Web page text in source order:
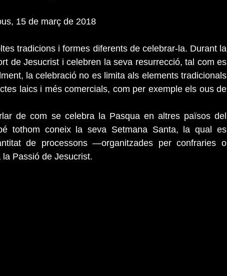
15 de març de 2018
tradicions i formes diferents de celebrar-la. Durant la
de Jesucrist i celebren la seva resurrecció, tal com es
la celebració no es limita als elements tradicionals
laics i més comercials, com per exemple els ous de
de com se celebra la Pasqua en altres països del
tothom coneix la seva Setmana Santa, la qual es
de processons —organitzades per confraries o
Passió de Jesucrist.